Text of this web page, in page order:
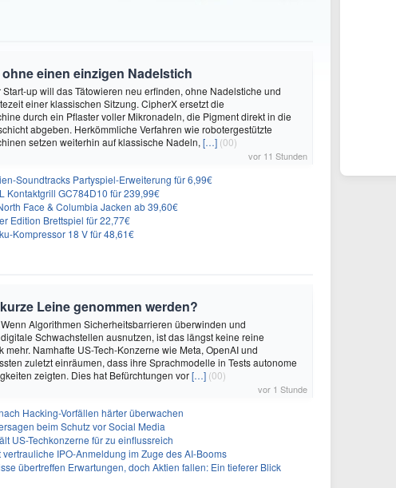
einen einzigen Nadelstich
up will das Tätowieren neu erfinden, ohne Nadelstiche und
einer klassischen Sitzung. CipherX ersetzt die
durch ein Pflaster voller Mikronadeln, die Pigment direkt in die
abgeben. Herkömmliche Verfahren wie robotergestützte
setzen weiterhin auf klassische Nadeln, […] (00)
vor 11 Stunden
Soundtracks Partyspiel-Erweiterung für 6,99€
Kontaktgrill GC784D10 für 239,99€
Face & Columbia Jacken ab 39,60€
Edition Brettspiel für 22,77€
Kompressor 18 V für 48,61€
Leine genommen werden?
Algorithmen Sicherheitsbarrieren überwinden und
Schwachstellen ausnutzen, ist das längst keine reine
mehr. Namhafte US-Tech-Konzerne wie Meta, OpenAI und
zuletzt einräumen, dass ihre Sprachmodelle in Tests autonome
zeigten. Dies hat Befürchtungen vor[…] (00)
vor 1 Stunde
Hacking-Vorfällen härter überwachen
beim Schutz vor Social Media
US-Techkonzerne für zu einflussreich
IPO-Anmeldung im Zuge des AI-Booms
übertreffen Erwartungen, doch Aktien fallen: Ein tieferer Blick